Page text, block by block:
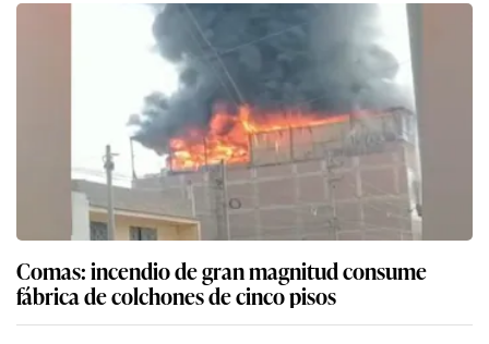
Comas: incendio de gran magnitud consume
fábrica de colchones de cinco pisos